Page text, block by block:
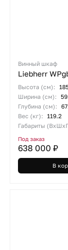
Винный шкаф
Liebherr
Высота (см):
Ширина (см):
Глубина (см):
Вес (кг): 119.2
Габариты
Под заказ
638 000 ₽
В